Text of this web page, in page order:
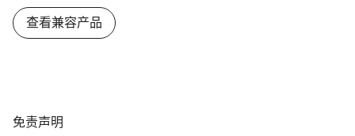
查看兼容产品
免
免责声明